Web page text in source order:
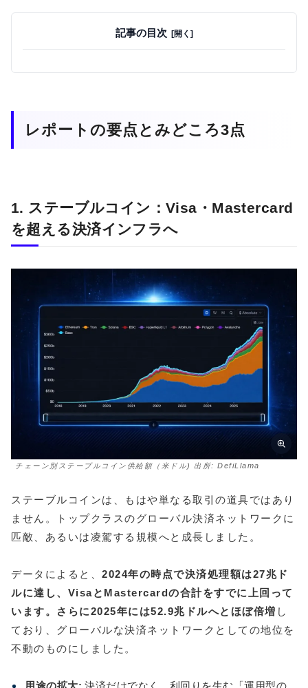
記事の目次
レポートの要点とみどころ3点
1. ステーブルコイン：Visa・Mastercard
を超える決済インフラへ
チェーン別ステーブルコイン供給額（米ドル) 出所: DefiLlama
ステーブルコインは、もはや単なる取引の道具ではあり
ません。トップクラスのグローバル決済ネットワークに
匹敵、あるいは凌駕する規模へと成長しました。
データによると、 2024年の時点で決済処理額は27兆ド
ルに達し、VisaとMastercardの合計をすでに上回って
います。さらに2025年には52.9兆ドルへとほぼ倍増 し
ており、グローバルな決済ネットワークとしての地位を
不動のものにしました。
用途の拡大: 決済だけでなく、利回りを生む「運用型の